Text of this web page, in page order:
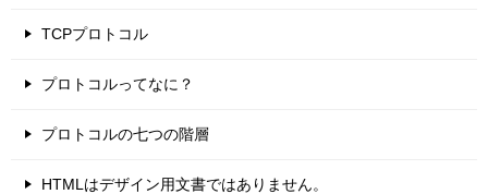
TCPプロトコル
プロトコルってなに？
プロトコルの七つの階層
HTMLはデザイン用文書ではありません。